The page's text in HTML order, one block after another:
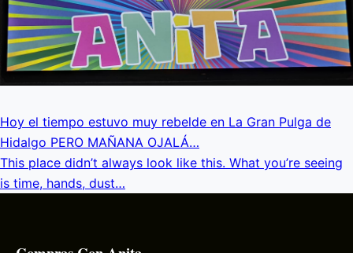
Hoy el tiempo estuvo muy rebelde en La Gran Pulga de
Hidalgo PERO MAÑANA OJALÁ…
This place didn’t always look like this. What you’re seeing
is time, hands, dust…